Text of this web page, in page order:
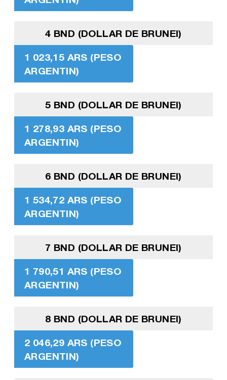
4 BND (DOLLAR DE BRUNEI)
1 023,15 ARS (PESO
ARGENTIN)
5 BND (DOLLAR DE BRUNEI)
1 278,93 ARS (PESO
ARGENTIN)
6 BND (DOLLAR DE BRUNEI)
1 534,72 ARS (PESO
ARGENTIN)
7 BND (DOLLAR DE BRUNEI)
1 790,51 ARS (PESO
ARGENTIN)
8 BND (DOLLAR DE BRUNEI)
2 046,29 ARS (PESO
ARGENTIN)